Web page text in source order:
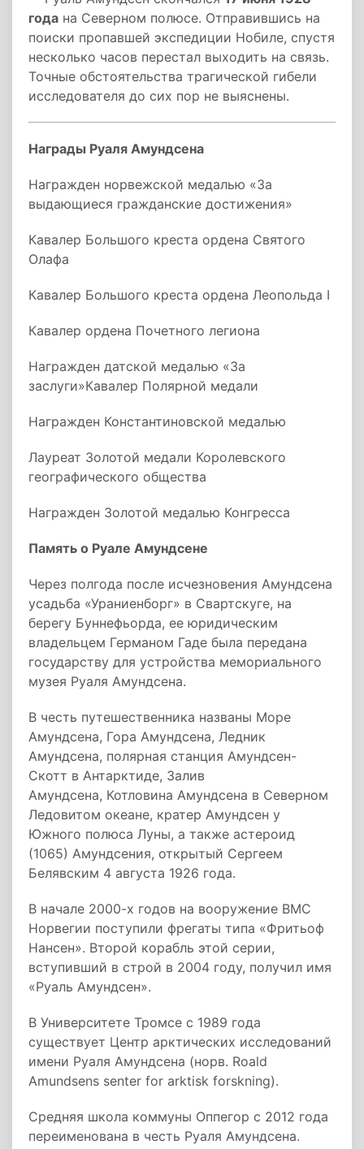
года на Северном полюсе. Отправившись на
поиски пропавшей экспедиции Нобиле, спустя
несколько часов перестал выходить на связь.
Точные обстоятельства трагической гибели
исследователя до сих пор не выяснены.
Награды Руаля Амундсена
Награжден норвежской медалью «За
выдающиеся гражданские достижения»
Кавалер Большого креста ордена Святого
Олафа
Кавалер Большого креста ордена Леопольда I
Кавалер ордена Почетного легиона
Награжден датской медалью «За
заслуги»Кавалер Полярной медали
Награжден Константиновской медалью
Лауреат Золотой медали Королевского
географического общества
Награжден Золотой медалью Конгресса
Память о Руале Амундсене
Через полгода после исчезновения Амундсена
усадьба «Ураниенборг» в Свартскуге, на
берегу Буннефьорда, ее юридическим
владельцем Германом Гаде была передана
государству для устройства мемориального
музея Руаля Амундсена.
В честь путешественника названы Море
Амундсена, Гора Амундсена, Ледник
Амундсена, полярная станция Амундсен-
Скотт в Антарктиде, Залив
Амундсена, Котловина Амундсена в Северном
Ледовитом океане, кратер Амундсен у
Южного полюса Луны, а также астероид
(1065) Амундсения, открытый Сергеем
Белявским 4 августа 1926 года.
В начале 2000-х годов на вооружение ВМС
Норвегии поступили фрегаты типа «Фритьоф
Нансен». Второй корабль этой серии,
вступивший в строй в 2004 году, получил имя
«Руаль Амундсен».
В Университете Тромсе с 1989 года
существует Центр арктических исследований
имени Руаля Амундсена (норв. Roald
Amundsens senter for arktisk forskning).
Средняя школа коммуны Оппегор с 2012 года
переименована в честь Руаля Амундсена.